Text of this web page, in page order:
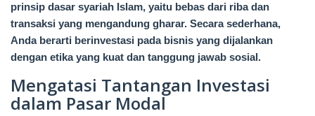
prinsip dasar syariah Islam, yaitu bebas dari riba dan
transaksi yang mengandung gharar. Secara sederhana,
Anda berarti berinvestasi pada bisnis yang dijalankan
dengan etika yang kuat dan tanggung jawab sosial.
Mengatasi Tantangan Investasi
dalam Pasar Modal